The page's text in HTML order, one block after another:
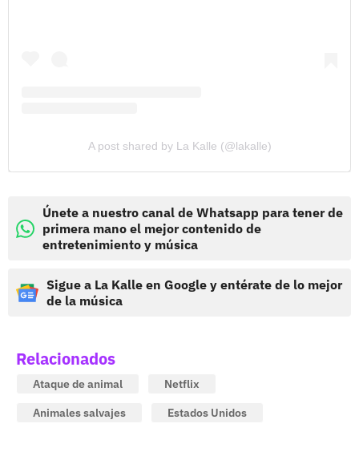
A post shared by La Kalle (@lakalle)
Únete a nuestro canal de Whatsapp para tener de
primera mano el mejor contenido de
entretenimiento y música
Sigue a La Kalle en Google y entérate de lo mejor
de la música
Relacionados
Ataque de animal
Netflix
Animales salvajes
Estados Unidos